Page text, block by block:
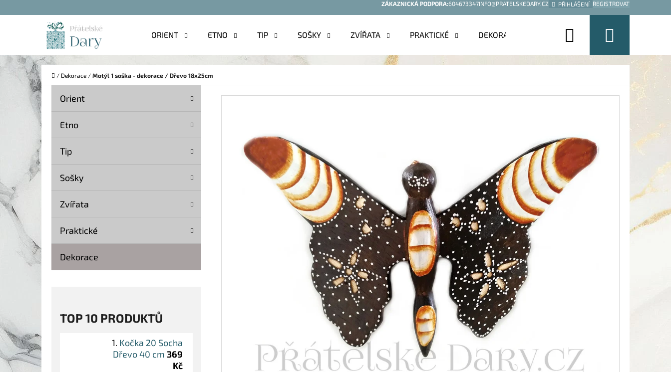
ZÁKAZNICKÁ PODPORA:604673347INFO@PRATELSKEDARY.CZ PŘIHLÁŠENÍ REGISTROVAT
ORIENT ETNO TIP SOŠKY ZVÍŘATA PRAKTICKÉ DEKORACE Hledat
košík
Domů
/ Dekorace / Motýl 1 soška - dekorace / Dřevo 18x25cm
P
O
S
T
A
N
Přeskočit
Orient
Etno
Tip
Sošky
Zvířata
Praktické
Dekorace
TOP 10 PRODUKTŮ
Kočka 20 Socha
Dřevo 40 cm 369
Kč
Í
K
Zpět
obchodu
Zpět
obchodu
CO POTŘEBUJETE NAJÍT?
DOPORUČUJEME
KOČKA 20 SOCHA DŘEVO 40 CM
LUXUSNÍ DEKORACE PAPUA Z MUŠLÍ
COWRIE SHELL / XXL 75CM
LUXUSNÍ XL SOCHA SOUSOŠÍ DELFÍN 2 /
DŘEVO 1,1M
2 373 Kč
Původně: 3 490 Kč